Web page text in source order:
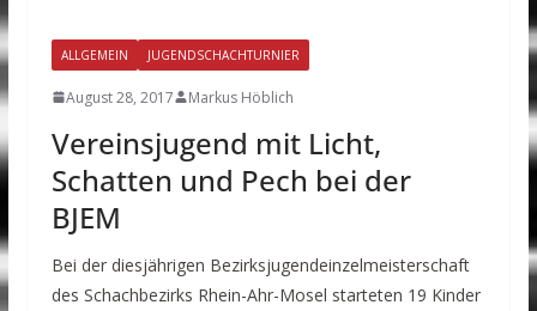
ALLGEMEIN JUGENDSCHACHTURNIER
August 28, 2017 Markus Höblich
Vereinsjugend mit Licht,
Schatten und Pech bei der
BJEM
Bei der diesjährigen Bezirksjugendeinzelmeisterschaft
des Schachbezirks Rhein-Ahr-Mosel starteten 19 Kinder